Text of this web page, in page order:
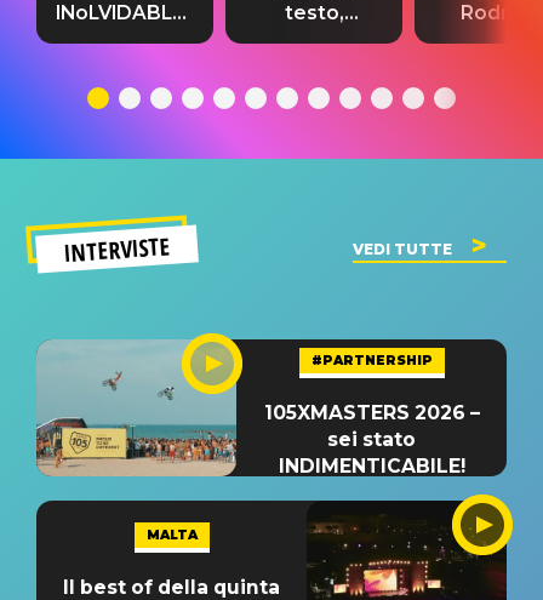
INoLVIDABLE”:
testo,
significato
testo,
traduzione e
del singolo
testo,
INTERVISTE VEDI TUTTE
#PARTNERSHIP
105XMASTERS 2026 –
sei stato
INDIMENTICABILE!
MALTA
Il best of della quinta